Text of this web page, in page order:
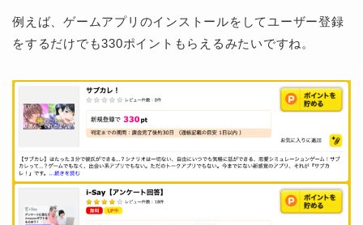
例えば、ゲームアプリのインストールをしてユーザー登録
をするだけでも330ポイントもらえるみたいですね。